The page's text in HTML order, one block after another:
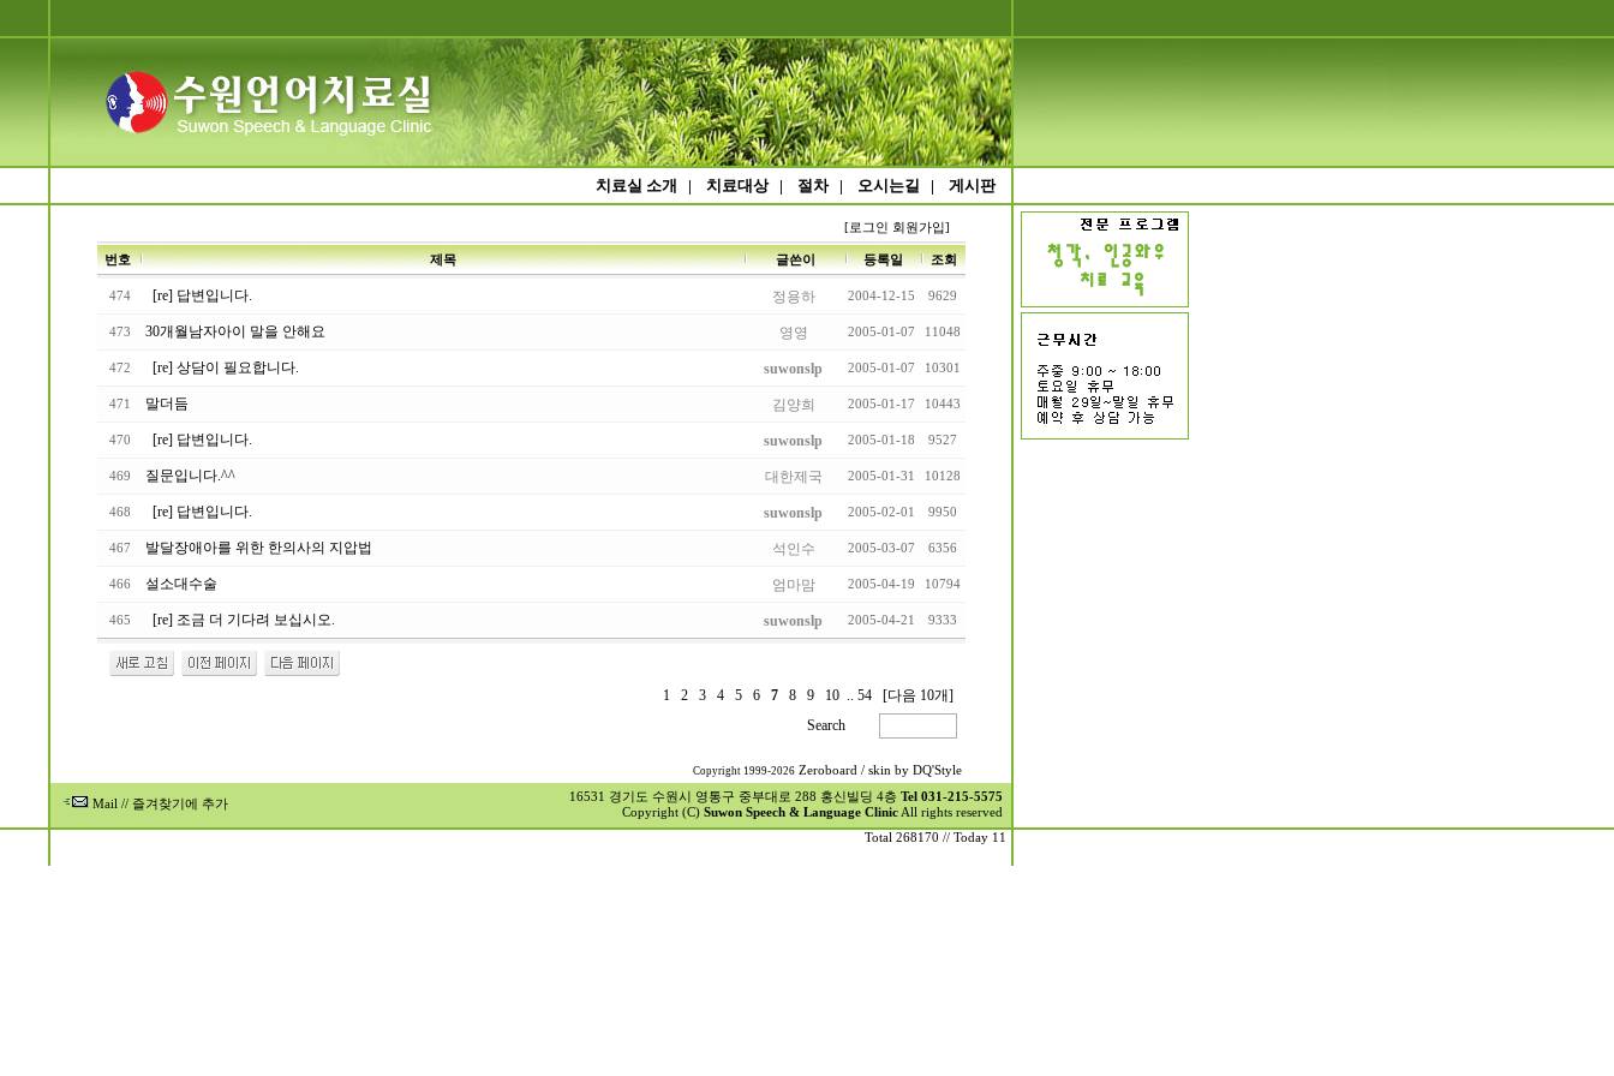
치료실 소개 | 치료대상| 절차| 오시는길 | 게시판
[로그인 회원가입]
번호 제목 글쓴이 등록일 조회
474 [re] 답변입니다. 정용하 2004-12-15 9629
473 30개월남자아이 말을 안해요 영영 2005-01-07 11048
472 [re] 상담이 필요합니다. suwonslp 2005-01-07 10301
471 말더듬 김양희 2005-01-17 10443
470 [re] 답변입니다. suwonslp 2005-01-18 9527
469 질문입니다.^^ 대한제국 2005-01-31 10128
468 [re] 답변입니다. suwonslp 2005-02-01 9950
467 발달장애아를 위한 한의사의 지압법 석인수 2005-03-07 6356
466 설소대수술 엄마맘 2005-04-19 10794
465 [re] 조금 더 기다려 보십시오. suwonslp 2005-04-21 9333
1 2 3 4 5 6 7 8 9 10 .. 54
[다음 10개]
Search
Copyright 1999-2026 Zeroboard / skin by DQ'Style
Mail // 즐겨찾기에 추가
16531 경기도 수원시 영통구 중부대로 288 홍신빌딩 4층 Tel 031-215-5575
Copyright (C) Suwon Speech & Language Clinic All rights reserved
Total 268170 // Today 11